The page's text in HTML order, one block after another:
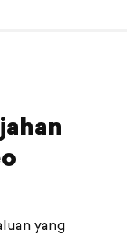
yang